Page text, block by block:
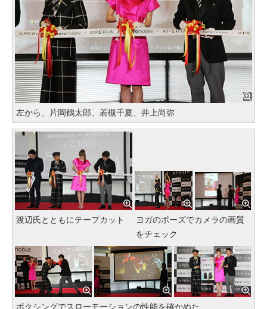
左から、片岡鶴太郎、若槻千夏、井上尚弥
渡辺氏とともにテープカット
ヨガのポーズでカメラの画質
をチェック
ボクシングでスローモーションの性能を確かめた